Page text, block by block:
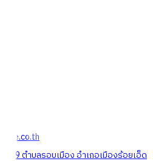
19 ตำบลรอบเมือง อำเภอเมืองร้อยเอ็ด